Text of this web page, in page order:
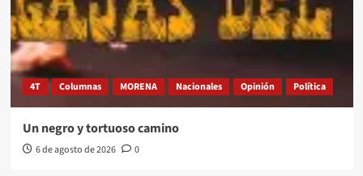
4T Columnas MORENA Nacionales Opinión Política
Un negro y tortuoso camino
6 de agosto de 2026 0